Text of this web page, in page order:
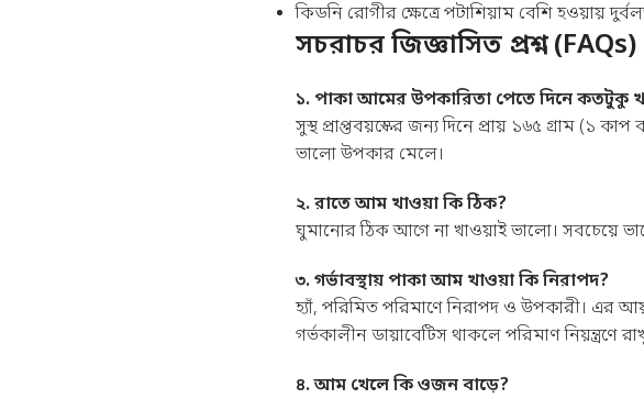
কিডনি রোগীর ক্ষেত্রে পটাশিয়াম বেশি হওয়ায়
সচরাচর জিজ্ঞাসিত প্রশ্ন (FAQs)
১. পাকা আমের উপকারিতা পেতে দিনে কতটুকু
সুস্থ প্রাপ্তবয়স্কের জন্য দিনে প্রায় ১৬৫ গ্রাম (১
ভালো উপকার মেলে।
২. রাতে আম খাওয়া কি ঠিক?
ঘুমানোর ঠিক আগে না খাওয়াই ভালো। সবচেয়ে
৩. গর্ভাবস্থায় পাকা আম খাওয়া কি নিরাপদ?
হ্যাঁ, পরিমিত পরিমাণে নিরাপদ ও উপকারী। এর
গর্ভকালীন ডায়াবেটিস থাকলে পরিমাণ নিয়ন্ত্রণে
৪. আম খেলে কি ওজন বাড়ে?